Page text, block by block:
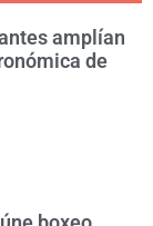
amplían
de